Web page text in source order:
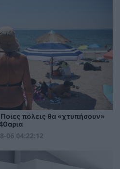
πόλεις θα «χτυπήσουν»
06 04:22:12